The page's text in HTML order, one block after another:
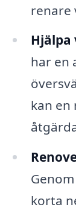
renare
har en
kan en
korta